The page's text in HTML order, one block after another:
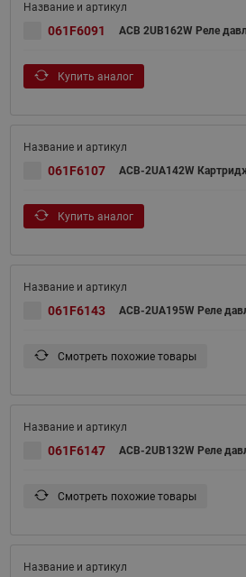
061F6091 ACB 2UB162W Реле
Купить аналог
061F6107 ACB-2UA142W
Купить аналог
061F6143 ACB-2UA195W Реле
Смотреть похожие товары
061F6147 ACB-2UB132W Реле
Смотреть похожие товары